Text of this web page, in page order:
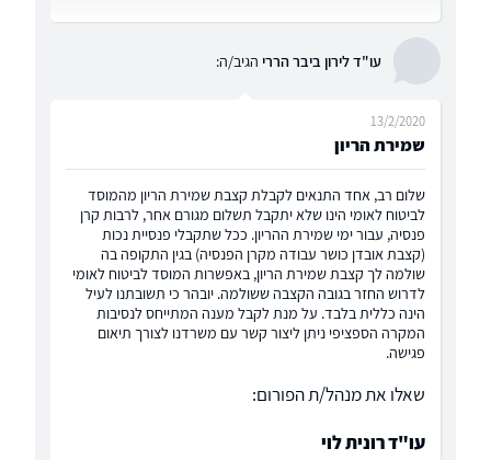
עו"ד לירון ביבר הררי הגיב/ה:
שמירת הריון
13/2/2020
שלום רב, אחד התנאים לקבלת קצבת שמירת הריון מהמוסד
לביטוח לאומי הינו שלא יתקבל תשלום מגורם אחר, לרבות קרן
פנסיה, עבור ימי שמירת ההריון. ככל שתקבלי פנסיית נכות
(קצבת אובדן כושר עבודה מקרן הפנסיה) בגין התקופה בה
שולמה לך קצבת שמירת הריון, באפשרות המוסד לביטוח לאומי
לדרוש החזר בגובה הקצבה ששולמה. יובהר כי תשובתנו לעיל
הינה כללית בלבד. על מנת לקבל מענה המתייחס לנסיבות
המקרה הספציפי ניתן ליצור קשר עם משרדנו לצורך תיאום
פגישה.
שאלו את מנהל/ת הפורום:
עו"ד רונית לוי